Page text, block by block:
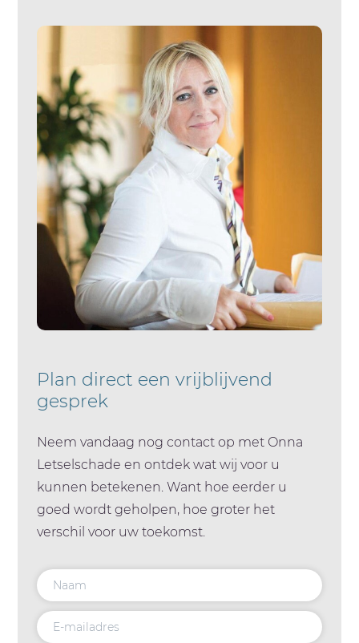
Plan direct een vrijblijvend
gesprek
Neem vandaag nog contact op met Onna
Letselschade en ontdek wat wij voor u
kunnen betekenen. Want hoe eerder u
goed wordt geholpen, hoe groter het
verschil voor uw toekomst.